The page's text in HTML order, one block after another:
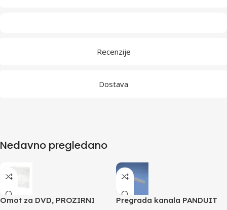
Recenzije
Dostava
Nedavno pregledano
Omot za DVD, PROZIRNI
Pregrada kanala PANDUIT